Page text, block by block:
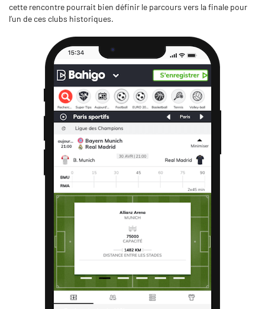
cette rencontre pourrait bien définir le parcours vers la finale pour
l’un de ces clubs historiques.